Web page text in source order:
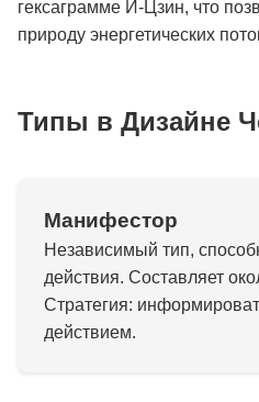
гексаграмме И-Цзин, что
природу энергетических
Типы в Дизайне
Манифестор
Независимый тип,
действия. Составляет
Стратегия:
действием.